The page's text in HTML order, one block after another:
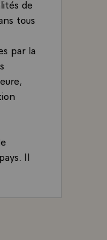
de
tous
par la
Il
se
de la